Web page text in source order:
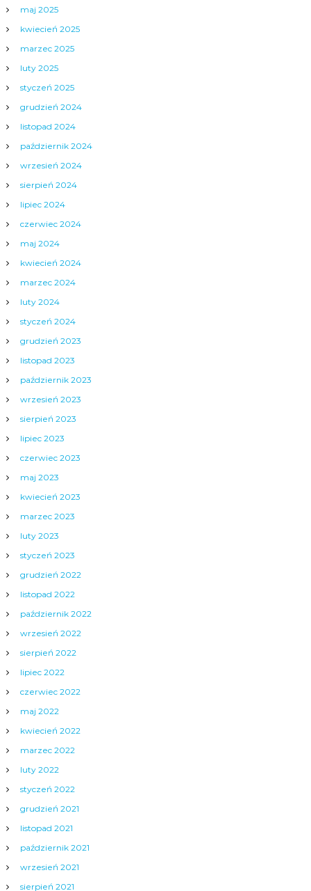
maj 2025
kwiecień 2025
marzec 2025
luty 2025
styczeń 2025
grudzień 2024
listopad 2024
październik 2024
wrzesień 2024
sierpień 2024
lipiec 2024
czerwiec 2024
maj 2024
kwiecień 2024
marzec 2024
luty 2024
styczeń 2024
grudzień 2023
listopad 2023
październik 2023
wrzesień 2023
sierpień 2023
lipiec 2023
czerwiec 2023
maj 2023
kwiecień 2023
marzec 2023
luty 2023
styczeń 2023
grudzień 2022
listopad 2022
październik 2022
wrzesień 2022
sierpień 2022
lipiec 2022
czerwiec 2022
maj 2022
kwiecień 2022
marzec 2022
luty 2022
styczeń 2022
grudzień 2021
listopad 2021
październik 2021
wrzesień 2021
sierpień 2021